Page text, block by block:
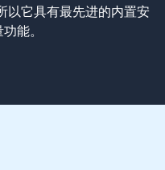
它具有最先进的内置安
能。